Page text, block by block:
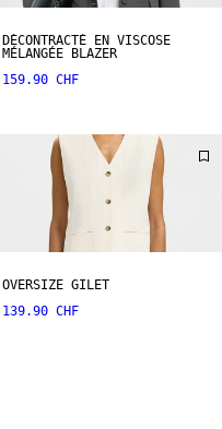
DÉCONTRACTÉ EN VISCOSE
MÉLANGÉE BLAZER
159.90 CHF
OVERSIZE GILET
139.90 CHF